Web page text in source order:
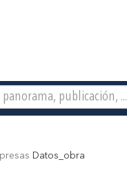
Datos_obra